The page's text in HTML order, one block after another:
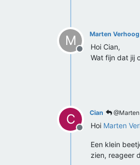
M
Offline
Marten Verhoog
Hoi Cian,
Wat fijn dat jij
C
Offline
Cian
Hoi Marten
Een klein
zien, reageer